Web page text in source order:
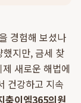
경험해 보셨나
지만, 금세 찾
새로운 해법에
건강하고 지속
축이엠365의원